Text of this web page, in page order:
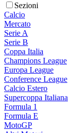
Sezioni
Calcio
Mercato
Serie A
Serie B
Coppa Italia
Champions League
Europa League
Conference League
Calcio Estero
Supercoppa Italiana
Formula 1
Formula E
MotoGP